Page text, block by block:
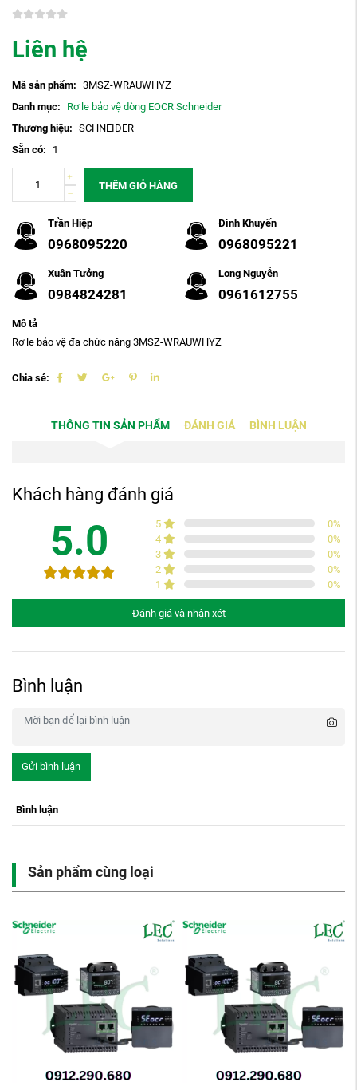
Liên hệ
Mã sản phẩm: 3MSZ-WRAUWHYZ
Danh mục:
Rơ le bảo vệ dòng EOCR Schneider
Thương hiệu: SCHNEIDER
Sẵn có:
1
THÊM GIỎ HÀNG
Trần Hiệp
0968095220
Đình Khuyến
0968095221
Xuân Tưởng
0984824281
Long Nguyễn
0961612755
Mô tả
Rơ le bảo vệ đa chức năng 3MSZ-WRAUWHYZ
Chia sẻ:
THÔNG TIN SẢN PHẨM ĐÁNH GIÁ BÌNH LUẬN
Khách hàng đánh giá
5.0 5 0%
4
0%
3
0%
2
0%
1
0%
Đánh giá và nhận xét
Bình luận
Gửi bình luận
Bình luận
Sản phẩm cùng loại